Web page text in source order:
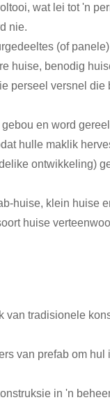
wat lei tot 'n
nie.
(of
huise, benodig
perseel versnel
en word
hulle maklik
ontwikkeling)
huise, klein huise
huise
tradisionele
van prefab om
in 'n